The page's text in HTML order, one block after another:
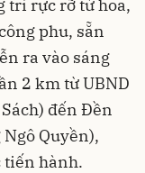
trí rực rỡ từ hoa,
phu, sẵn
ra vào sáng
2 km từ UBND
đến Đền
Quyền),
tiến hành.